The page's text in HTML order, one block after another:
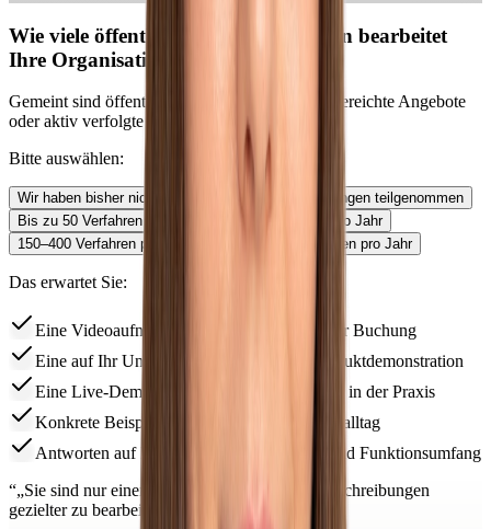
Wie viele öffentliche Vergabeverfahren bearbeitet
Ihre Organisation pro Jahr?
Gemeint sind öffentliche Ausschreibungen: eingereichte Angebote
oder aktiv verfolgte Vergabeverfahren.
Bitte auswählen:
Wir haben bisher nicht an öffentlichen Ausschreibungen teilgenommen
Bis zu 50 Verfahren pro Jahr
50–150 Verfahren pro Jahr
150–400 Verfahren pro Jahr
Mehr als 400 Verfahren pro Jahr
Das erwartet Sie:
Eine Videoaufnahme der App direkt nach der Buchung
Eine auf Ihr Unternehmen abgestimmte Produktdemonstration
Eine Live-Demo der wichtigsten Funktionen in der Praxis
Konkrete Beispiele aus dem Ausschreibungsalltag
Antworten auf Ihre Fragen zu Einführung und Funktionsumfang
“„Sie sind nur einen Schritt davon entfernt, Ausschreibungen
gezielter zu bearbeiten.“